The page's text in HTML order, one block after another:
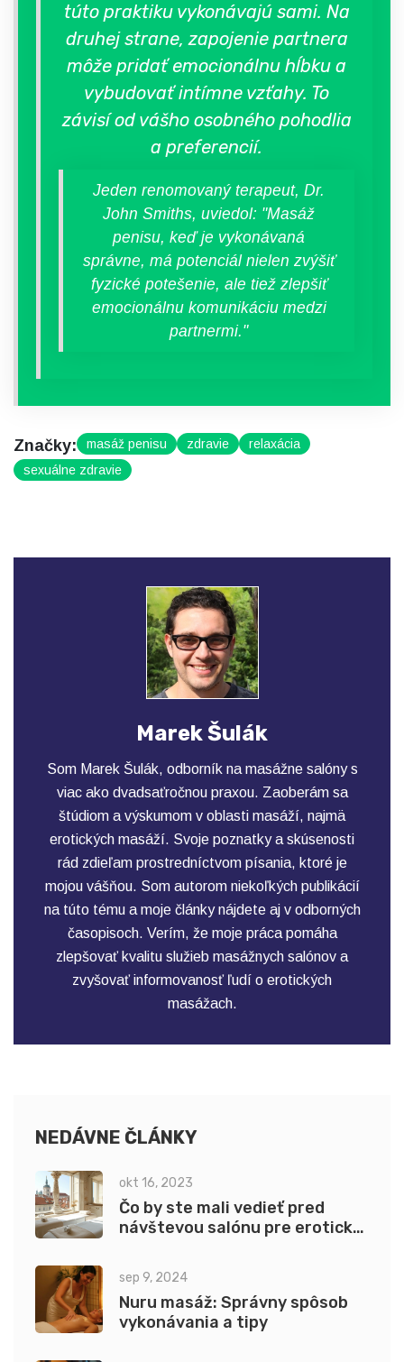
túto praktiku vykonávajú sami. Na
druhej strane, zapojenie partnera
môže pridať emocionálnu hĺbku a
vybudovať intímne vzťahy. To
závisí od vášho osobného pohodlia
a preferencií.
Jeden renomovaný terapeut, Dr.
John Smiths, uviedol: "Masáž
penisu, keď je vykonávaná
správne, má potenciál nielen zvýšiť
fyzické potešenie, ale tiež zlepšiť
emocionálnu komunikáciu medzi
partnermi."
Značky: masáž penisu zdravie
relaxácia
sexuálne zdravie
Marek Šulák
Som Marek Šulák, odborník na masážne salóny s
viac ako dvadsaťročnou praxou. Zaoberám sa
štúdiom a výskumom v oblasti masáží, najmä
erotických masáží. Svoje poznatky a skúsenosti
rád zdieľam prostredníctvom písania, ktoré je
mojou vášňou. Som autorom niekoľkých publikácií
na túto tému a moje články nájdete aj v odborných
časopisoch. Verím, že moje práca pomáha
zlepšovať kvalitu služieb masážnych salónov a
zvyšovať informovanosť ľudí o erotických
masážach.
NEDÁVNE ČLÁNKY
okt 16, 2023
Čo by ste mali vedieť pred
návštevou salónu pre erotickú
sep 9, 2024
Nuru masáž: Správny spôsob
vykonávania a tipy